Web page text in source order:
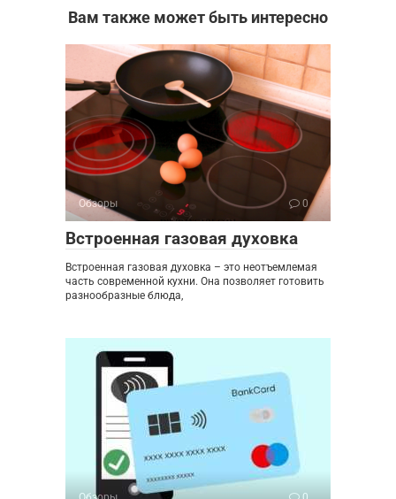
Вам также может быть интересно
Обзоры 0
Встроенная газовая духовка
Встроенная газовая духовка – это неотъемлемая
часть современной кухни. Она позволяет готовить
разнообразные блюда,